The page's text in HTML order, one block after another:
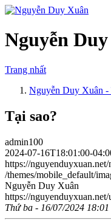
Nguyễn
Trang nhất
Nguyễn Duy Xuân -
Tại sao?
admin100
2024-07-16T18:01:00-
https://
/themes/mobile_default/
Nguyễn Duy Xuân
https://
Thứ ba - 16/07/2024 18:01